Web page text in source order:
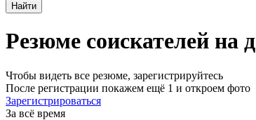
Найти
Резюме соискателей на
Чтобы видеть все резюме, зарегистрируйтесь
После регистрации покажем ещё 1 и откроем фото
Зарегистрироваться
За всё время